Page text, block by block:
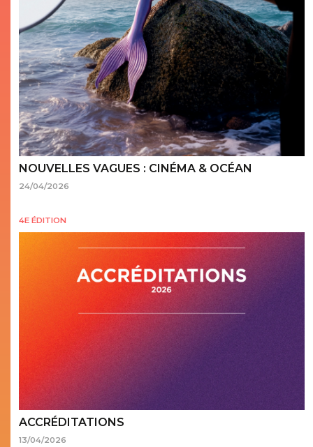
NOUVELLES VAGUES : CINÉMA & OCÉAN
24/04/2026
4E ÉDITION
ACCRÉDITATIONS
13/04/2026